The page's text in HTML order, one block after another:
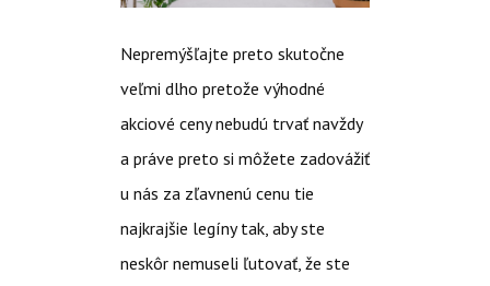
Nepremýšľajte preto skutočne
veľmi dlho pretože výhodné
akciové ceny nebudú trvať navždy
a práve preto si môžete zadovážiť
u nás za zľavnenú cenu tie
najkrajšie legíny tak, aby ste
neskôr nemuseli ľutovať, že ste